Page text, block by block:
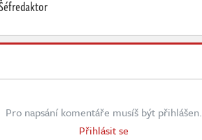
Pro napsání komentáře musíš být přihlášen.
Přihlásit se